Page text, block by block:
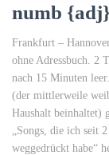
numb
Frankfurt –
ohne Adressbuch. 2
nach 15 Minuten
(der mittlerweile
Haushalt beinhaltet)
„Songs, die ich seit
weggedrückt habe“